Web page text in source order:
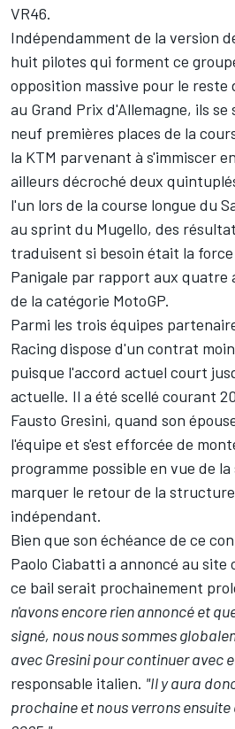
VR46.
Indépendamment de la version
huit pilotes qui forment ce
opposition massive pour le reste
au Grand Prix d'Allemagne, ils
neuf premières places de la
la KTM parvenant à s'immiscer
ailleurs décroché deux
l'un lors de la course longue du
au sprint du Mugello, des
traduisent si besoin était la
Panigale par rapport aux
de la catégorie MotoGP.
Parmi les trois équipes
Racing dispose d'un contrat
puisque l'accord actuel court
actuelle. Il a été scellé courant
Fausto Gresini, quand son
l'équipe et s'est efforcée de
programme possible en vue de
marquer le retour de la
indépendant.
Bien que son échéance de ce
Paolo Ciabatti a annoncé au site
ce bail serait prochainement
n'avons encore rien annoncé et
signé, nous nous sommes
avec Gresini pour continuer avec
responsable italien. "Il y aura
prochaine et nous verrons ensuite